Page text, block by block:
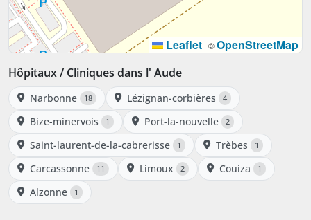
Leaflet | ©OpenStreetMap
Hôpitaux / Cliniques dans l' Aude
Narbonne 18 Lézignan-corbières 4
Bize-minervois 1 Port-la-nouvelle 2
Saint-laurent-de-la-cabrerisse 1 Trèbes 1
Carcassonne 11 Limoux 2 Couiza 1
Alzonne 1